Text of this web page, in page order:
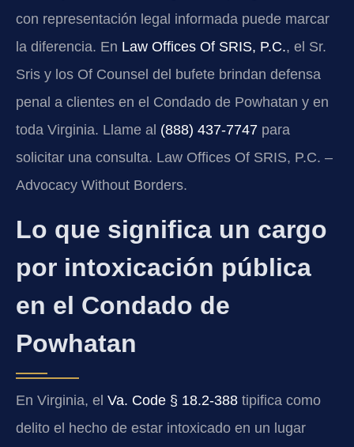
con representación legal informada puede marcar
la diferencia. En Law Offices Of SRIS, P.C., el Sr.
Sris y los Of Counsel del bufete brindan defensa
penal a clientes en el Condado de Powhatan y en
toda Virginia. Llame al (888) 437-7747 para
solicitar una consulta. Law Offices Of SRIS, P.C. –
Advocacy Without Borders.
Lo que significa un cargo
por intoxicación pública
en el Condado de
Powhatan
En Virginia, el Va. Code § 18.2-388 tipifica como
delito el hecho de estar intoxicado en un lugar